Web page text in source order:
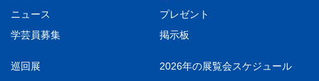
ニュース
プレゼント
学芸員募集
掲示板
巡回展 2026年の展覧会スケジュール